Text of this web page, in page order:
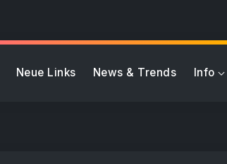
Neue Links News & Trends Info